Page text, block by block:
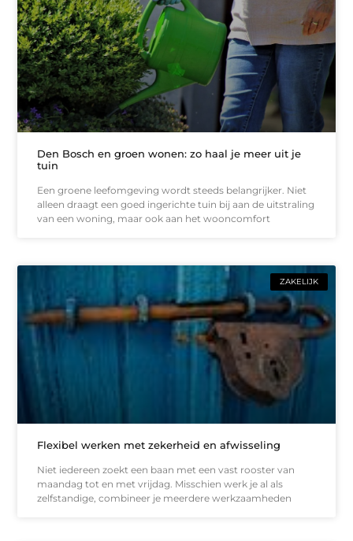
Den Bosch en groen wonen: zo haal je meer uit je
tuin
Een groene leefomgeving wordt steeds belangrijker. Niet
alleen draagt een goed ingerichte tuin bij aan de uitstraling
van een woning, maar ook aan het wooncomfort
ZAKELIJK
Flexibel werken met zekerheid en afwisseling
Niet iedereen zoekt een baan met een vast rooster van
maandag tot en met vrijdag. Misschien werk je al als
zelfstandige, combineer je meerdere werkzaamheden